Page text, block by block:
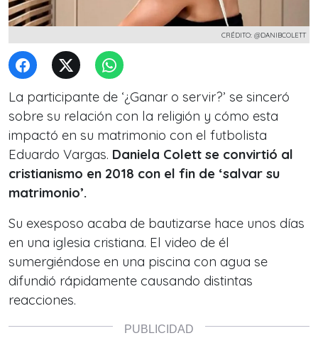
CRÉDITO: @DANIBCOLETT
La participante de ‘¿Ganar o servir?’ se sinceró
sobre su relación con la religión y cómo esta
impactó en su matrimonio con el futbolista
Eduardo Vargas. Daniela Colett se convirtió al
cristianismo en 2018 con el fin de ‘salvar su
matrimonio’.
Su exesposo acaba de bautizarse hace unos días
en una iglesia cristiana. El video de él
sumergiéndose en una piscina con agua se
difundió rápidamente causando distintas
reacciones.